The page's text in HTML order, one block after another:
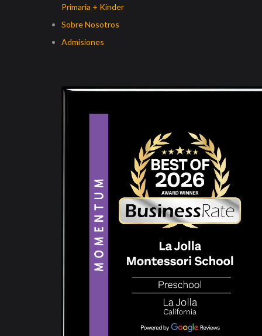
Primaria + Kinder
Sobre Nosotros
Admisiones